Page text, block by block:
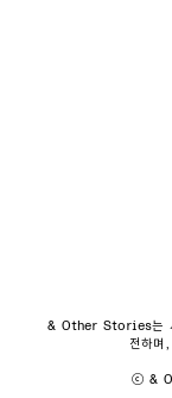
& Other Stories는 시
전하
ⓒ &